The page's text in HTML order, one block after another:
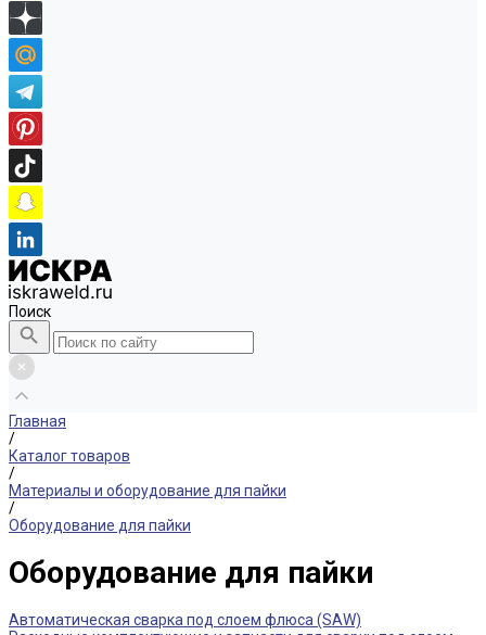
Поиск
Главная
/
Каталог товаров
/
Материалы и оборудование для пайки
/
Оборудование для пайки
Оборудование для пайки
Автоматическая сварка под слоем флюса (SAW)